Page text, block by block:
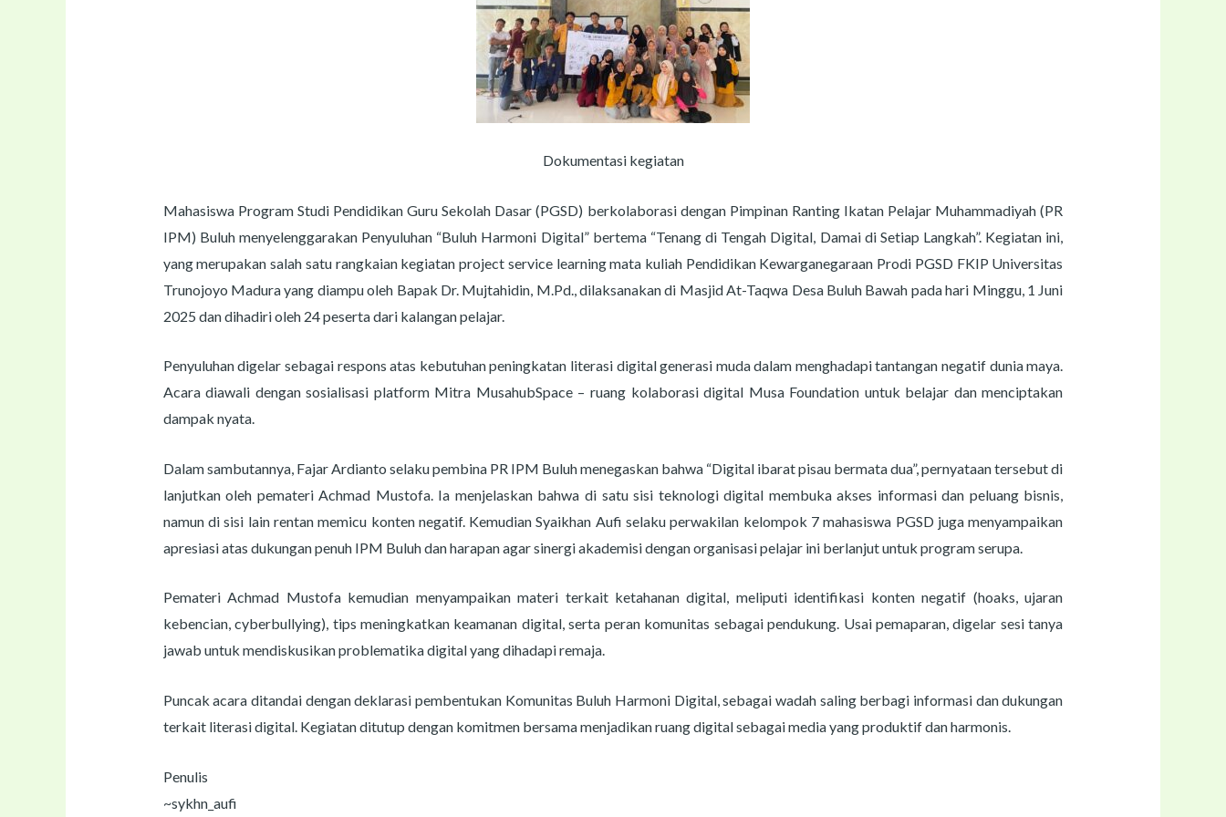
Dokumentasi kegiatan
Mahasiswa Program Studi Pendidikan Guru Sekolah Dasar (PGSD) berkolaborasi dengan Pimpinan Ranting Ikatan Pelajar Muhammadiyah (PR
IPM) Buluh menyelenggarakan Penyuluhan “Buluh Harmoni Digital” bertema “Tenang di Tengah Digital, Damai di Setiap Langkah”. Kegiatan ini,
yang merupakan salah satu rangkaian kegiatan project service learning mata kuliah Pendidikan Kewarganegaraan Prodi PGSD FKIP Universitas
Trunojoyo Madura yang diampu oleh Bapak Dr. Mujtahidin, M.Pd., dilaksanakan di Masjid At-Taqwa Desa Buluh Bawah pada hari Minggu, 1 Juni
2025 dan dihadiri oleh 24 peserta dari kalangan pelajar.
Penyuluhan digelar sebagai respons atas kebutuhan peningkatan literasi digital generasi muda dalam menghadapi tantangan negatif dunia maya.
Acara diawali dengan sosialisasi platform Mitra MusahubSpace – ruang kolaborasi digital Musa Foundation untuk belajar dan menciptakan
dampak nyata.
Dalam sambutannya, Fajar Ardianto selaku pembina PR IPM Buluh menegaskan bahwa “Digital ibarat pisau bermata dua”, pernyataan tersebut di
lanjutkan oleh pemateri Achmad Mustofa. Ia menjelaskan bahwa di satu sisi teknologi digital membuka akses informasi dan peluang bisnis,
namun di sisi lain rentan memicu konten negatif. Kemudian Syaikhan Aufi selaku perwakilan kelompok 7 mahasiswa PGSD juga menyampaikan
apresiasi atas dukungan penuh IPM Buluh dan harapan agar sinergi akademisi dengan organisasi pelajar ini berlanjut untuk program serupa.
Pemateri Achmad Mustofa kemudian menyampaikan materi terkait ketahanan digital, meliputi identifikasi konten negatif (hoaks, ujaran
kebencian, cyberbullying), tips meningkatkan keamanan digital, serta peran komunitas sebagai pendukung. Usai pemaparan, digelar sesi tanya
jawab untuk mendiskusikan problematika digital yang dihadapi remaja.
Puncak acara ditandai dengan deklarasi pembentukan Komunitas Buluh Harmoni Digital, sebagai wadah saling berbagi informasi dan dukungan
terkait literasi digital. Kegiatan ditutup dengan komitmen bersama menjadikan ruang digital sebagai media yang produktif dan harmonis.
Penulis
~sykhn_aufi